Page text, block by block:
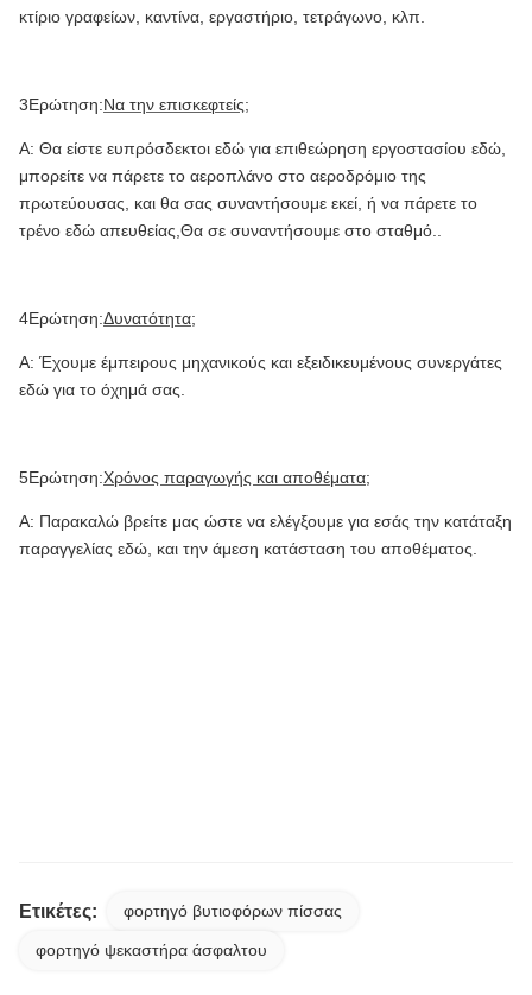
κτίριο γραφείων, καντίνα, εργαστήριο, τετράγωνο, κλπ.
3Ερώτηση:Να την επισκεφτείς;
Α: Θα είστε ευπρόσδεκτοι εδώ για επιθεώρηση εργοστασίου εδώ,
μπορείτε να πάρετε το αεροπλάνο στο αεροδρόμιο της
πρωτεύουσας, και θα σας συναντήσουμε εκεί, ή να πάρετε το
τρένο εδώ απευθείας,Θα σε συναντήσουμε στο σταθμό..
4Ερώτηση:Δυνατότητα;
Α: Έχουμε έμπειρους μηχανικούς και εξειδικευμένους συνεργάτες
εδώ για το όχημά σας.
5Ερώτηση:Χρόνος παραγωγής και αποθέματα;
Α: Παρακαλώ βρείτε μας ώστε να ελέγξουμε για εσάς την κατάταξη
παραγγελίας εδώ, και την άμεση κατάσταση του αποθέματος.
Ετικέτες: φορτηγό βυτιοφόρων πίσσας
φορτηγό ψεκαστήρα άσφαλτου